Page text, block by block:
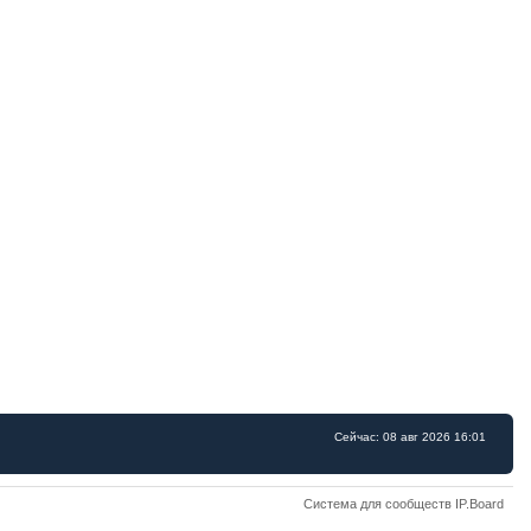
Сейчас: 08 авг 2026 16:01
Система для сообществ IP.Board